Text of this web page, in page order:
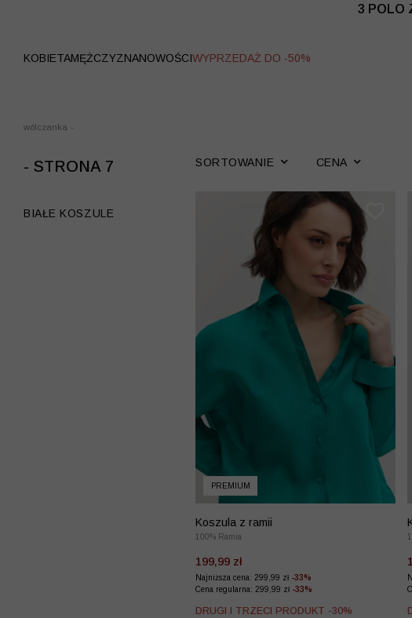
3 POLO
WYPRZEDAŻ DO -
KOBIETAMĘŻCZYZNANOWOŚCIWYPRZEDAŻ DO -50%
wólczanka -
- STRONA 7
BIAŁE KOSZULE
SORTOWANIE CENA
PREMIUM
Koszula z ramii
100% Ramia
199,99 zł
Najniższa cena: 299,99 zł -33%
Cena regularna: 299,99 zł -33%
DRUGI I TRZECI PRODUKT -30%